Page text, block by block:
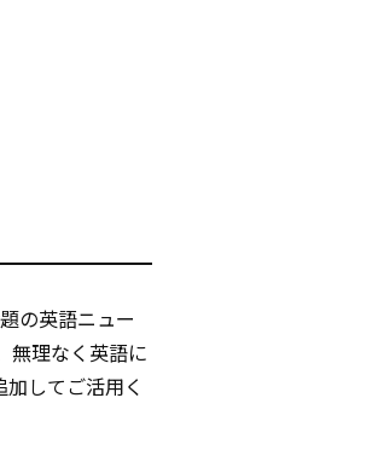
の英語ニュー
無理なく英語に
してご活用く